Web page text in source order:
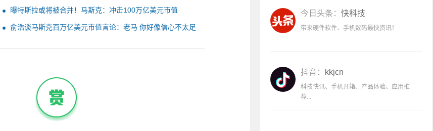
曝特斯拉或将被合并！马斯克：冲击100万亿美元市值
俞浩谈马斯克百万亿美元市值言论：老马 你好像信心不太足
今日头条： 快科技
带来硬件软件、手机数码最快资讯！
抖音： kkjcn
科技快讯、手机开箱、产品体验、应用推
荐...